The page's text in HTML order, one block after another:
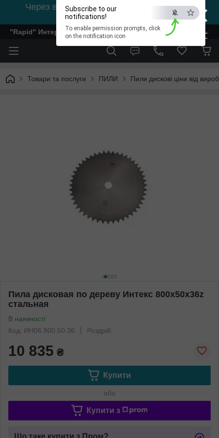
×
ESC
Subscribe to our
notifications!
To enable permission prompts, click
on the notification icon
Через відсутність світла, зв'язок на viber
0978002056
"Rapid" Интернет-магазин деревообрабатывающего
Товари та послуги ПИЛИ Пили дискові ціни від
Пила дисковая по дереву Интекс 800x50x36z
стальная
В наявності
Код: ИН06.800.50.36
Роздріб
10 835 ₴
Купити
або
Купити з
Що таке купити з Пром?